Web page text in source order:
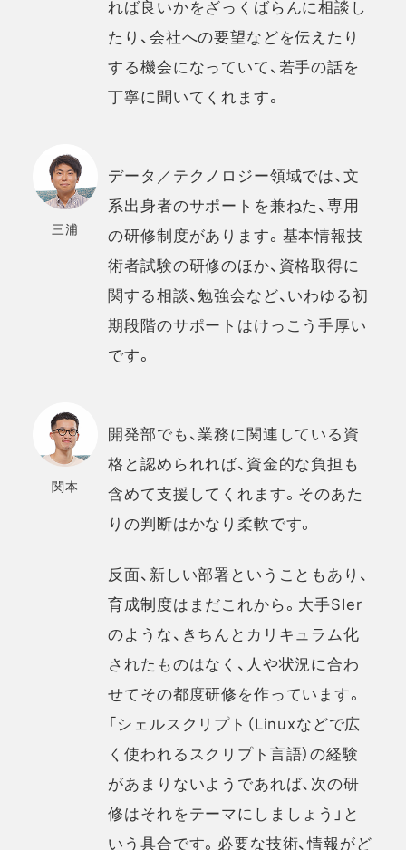
れば良いかをざっくばらんに相談し
たり、会社への要望などを伝えたり
する機会になっていて、若手の話を
丁寧に聞いてくれます。
三浦
データ／テクノロジー領域では、文
系出身者のサポートを兼ねた、専用
の研修制度があります。基本情報技
術者試験の研修のほか、資格取得に
関する相談、勉強会など、いわゆる初
期段階のサポートはけっこう手厚い
です。
関本
開発部でも、業務に関連している資
格と認められれば、資金的な負担も
含めて支援してくれます。そのあた
りの判断はかなり柔軟です。
反面、新しい部署ということもあり、
育成制度はまだこれから。大手SIer
のような、きちんとカリキュラム化
されたものはなく、人や状況に合わ
せてその都度研修を作っています。
「シェルスクリプト（Linuxなどで広
く使われるスクリプト言語）の経験
があまりないようであれば、次の研
修はそれをテーマにしましょう」と
いう具合です。必要な技術、情報がど